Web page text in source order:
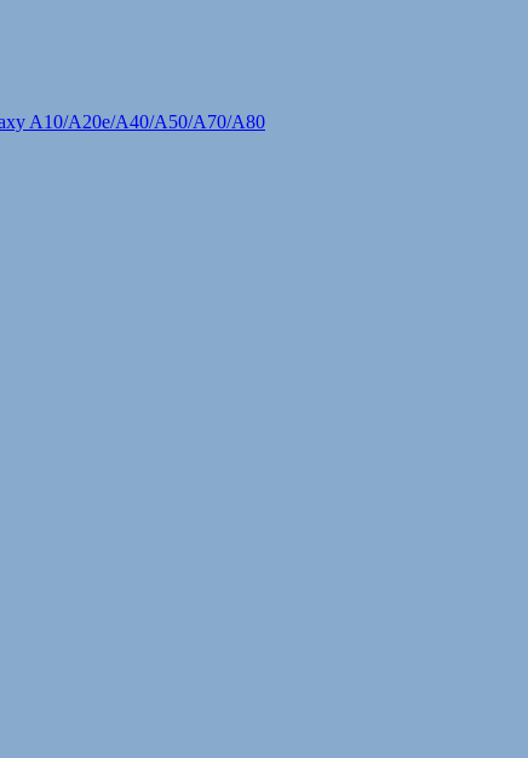
A10/A20e/A40/A50/A70/A80